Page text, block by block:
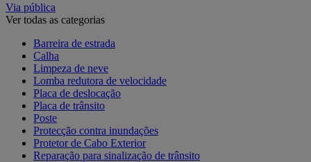
Via pública
Ver todas as categorias
Barreira de estrada
Calha
Limpeza de neve
Lomba redutora de velocidade
Placa de deslocação
Placa de trânsito
Poste
Protecção contra inundações
Protetor de Cabo Exterior
Reparação para sinalização de trânsito